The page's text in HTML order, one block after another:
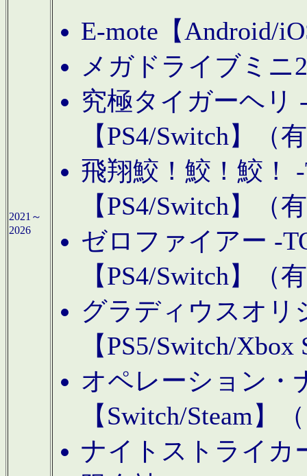
2021～
2026
E-mote【Android/
メガドライブミニ
究極タイガーヘリ
【PS4/Switch】（
飛翔鮫！鮫！鮫！
【PS4/Switch】（
ゼロファイアー -
【PS4/Switch】（
グラディウスオリ
【PS5/Switch/
オペレーション・
【Switch/Steam】
ナイトストライカ